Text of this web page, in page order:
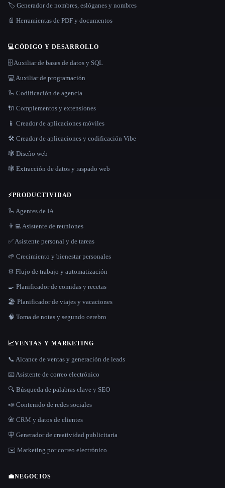
🏷️ Generador de nombres, eslóganes y nombres
📄 Herramientas de PDF y documentos
💻CÓDIGO Y DESARROLLO
🗄️ Auxiliar de bases de datos y SQL
💻 Auxiliar de programación
🦾 Codificación de agencia
🔌 Complementos y extensiones
📱 Creador de aplicaciones móviles
🛠️ Creador de aplicaciones y codificación Vibe
🕸 Diseño web
🕸️ Extracción de datos y raspado web
⚡PRODUCTIVIDAD
🦾 Agentes de IA
👨‍💻 Asistente de reuniones
✅ Asistente personal y de tareas
🌱 Crecimiento y bienestar personales
⚙️ Flujo de trabajo y automatización
🍳 Planificador de comidas y recetas
🏖 Planificador de viajes y vacaciones
🧠 Toma de notas y segundo cerebro
📈VENTAS Y MARKETING
📞 Alcance de ventas y generación de leads
📧 Asistente de correo electrónico
🔍 Búsqueda de palabras clave y SEO
📣 Contenido de redes sociales
📇 CRM y datos de clientes
🪧 Generador de creatividad publicitaria
✉️ Marketing por correo electrónico
💼NEGOCIOS